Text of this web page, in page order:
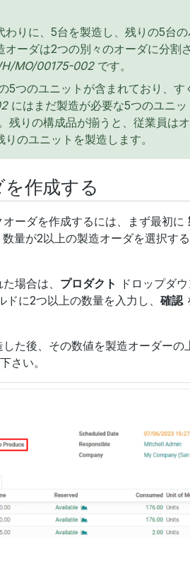
わりに、5台を製造し、残りの5台
ーダは2つの別々のオーダに分割
MO/00175-002です。
5つのユニットが含まれており、す
にはまだ製造が必要な5つのユニッ
残りの構成品が揃うと、従業員は
のユニットを製造します。
作成する
ーダを作成するには、まず最初に
量が2以上の製造オーダを選択する
場合は、 プロダクト
ドロップダ
ドに2つ以上の数量を入力し、 確認
た後、その数値を製造オーダーの
さい。